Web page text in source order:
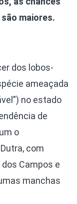
maiores.
dos lobos-
ameaçada
no estado
de
o
com
Campos e
manchas